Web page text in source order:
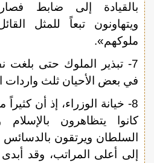
بالقيادة إلى ضابط
ويتهاونون تبعاً للمثل
ملوكهم».
7- تبذير الملوك حتى بلغت
في بعض الأحيان ثلث واردات
8- خيانة الوزراء، إذ أن
كانوا يتظاهرون
السلطان ويرتقون
إلى أعلى المراتب، وقد